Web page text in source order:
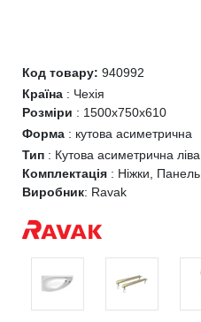
Код товару: 940992
Країна : Чехія
Розміри : 1500x750x610
Форма : кутова асиметрична
Тип : Кутова асиметрична ліва
Комплектація : Ніжки, Панель
Виробник: Ravak